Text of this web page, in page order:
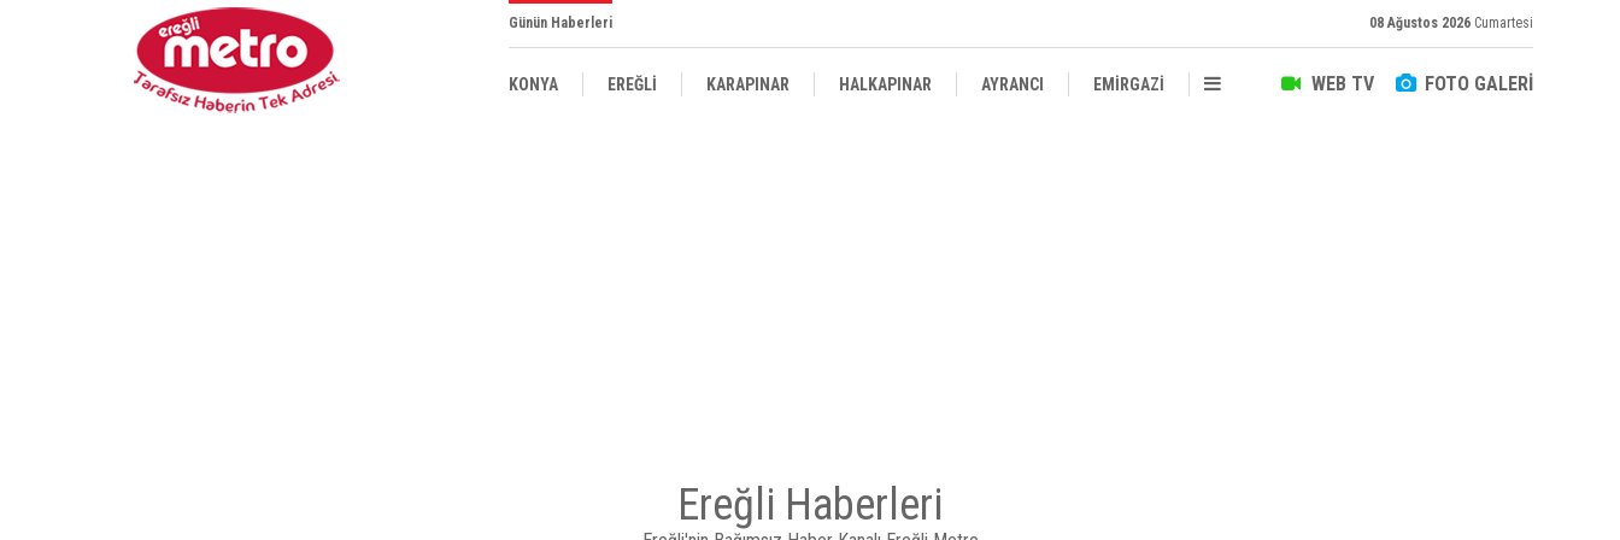
Günün Haberleri 08 Ağustos 2026 Cumartesi
WEB TV FOTO GALERİ
KONYA EREĞLİ KARAPINAR HALKAPINAR AYRANCI EMİRGAZİ
Ereğli Haberleri